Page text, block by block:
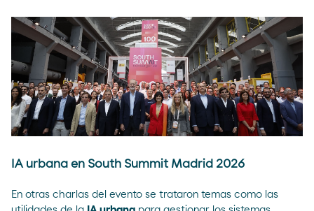
IA urbana en South Summit Madrid 2026
En otras charlas del evento se trataron temas como las